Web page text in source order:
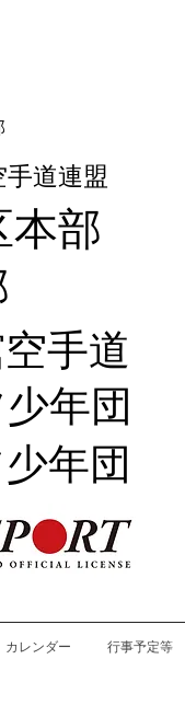
道連盟
本部
手道
年団
年団
カレンダー 行事予定等